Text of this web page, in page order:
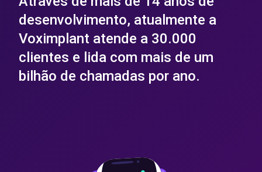
desenvolvimento, atualmente a
Voximplant atende a 30.000
clientes e lida com mais de um
bilhão de chamadas por ano.